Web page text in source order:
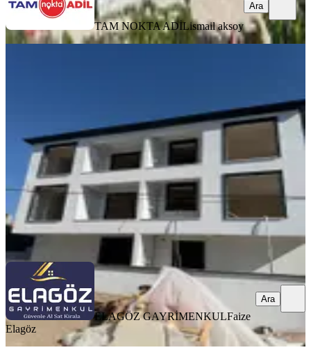
TAM NOKTA ADİLismail aksoy
Ara
1+1·65 m²·Düz Giriş (Zemin)·01.08.2026
2.750.000 ₺
ELAGÖZ GAYRİMENKULFaize Elagöz
ELAGÖZ GAYRİMENKULFaize
Elagöz
Ara